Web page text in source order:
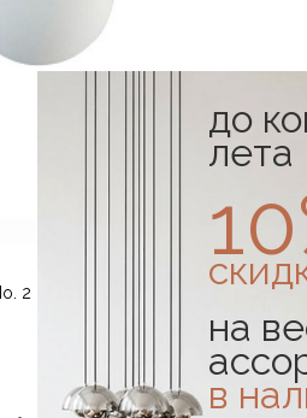
2 Pendant Brass
до
лета
на
в